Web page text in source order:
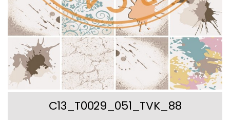
C13_T0029_051_TVK_88